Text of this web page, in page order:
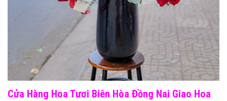
Cửa Hàng Hoa Tươi Biên Hòa Đồng Nai Giao Hoa